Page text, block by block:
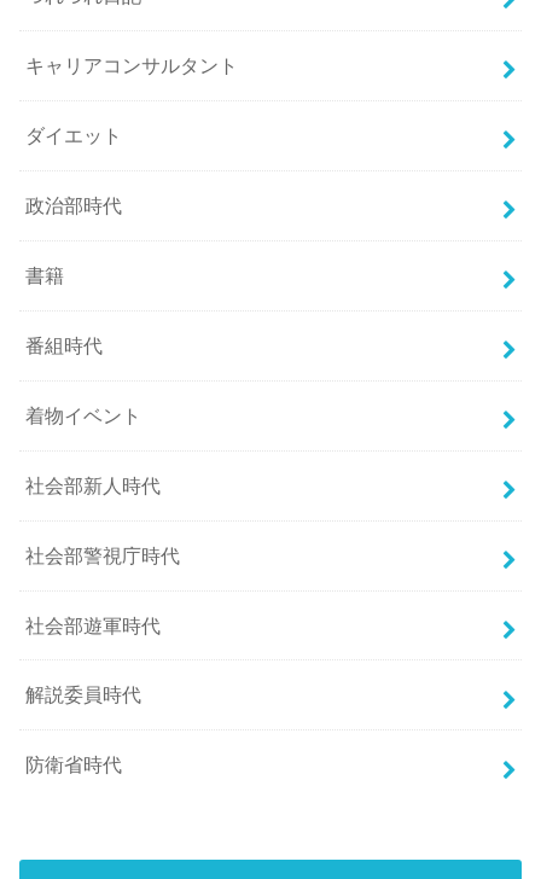
キャリアコンサルタント
ダイエット
政治部時代
書籍
番組時代
着物イベント
社会部新人時代
社会部警視庁時代
社会部遊軍時代
解説委員時代
防衛省時代